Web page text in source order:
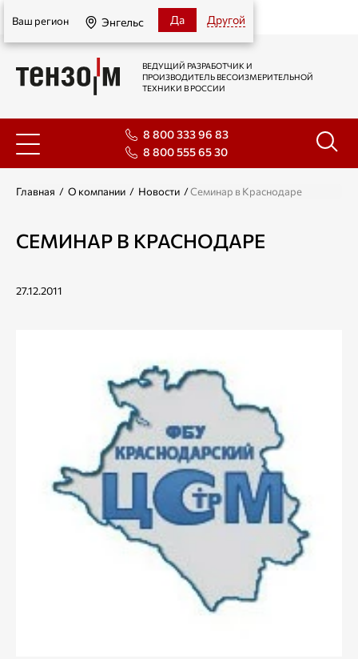
Энгельс
Ваш регион Энгельс Да Другой
ВЕДУЩИЙ РАЗРАБОТЧИК И
ПРОИЗВОДИТЕЛЬ ВЕСОИЗМЕРИТЕЛЬНОЙ
ТЕХНИКИ В РОССИИ
8 800 333 96 83
8 800 555 65 30
Главная / О компании / Новости /Семинар в Краснодаре
СЕМИНАР В КРАСНОДАРЕ
27.12.2011